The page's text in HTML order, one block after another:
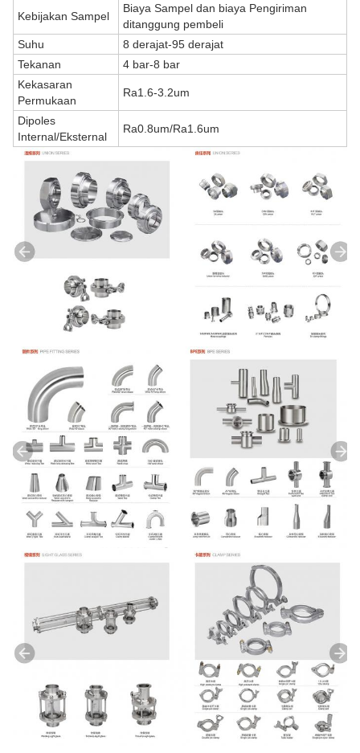
Kebijakan Sampel
Biaya Sampel dan biaya Pengiriman
ditanggung pembeli
Suhu
8 derajat-95 derajat
Tekanan
4 bar-8 bar
Kekasaran
Permukaan
Ra1.6-3.2um
Dipoles
Internal/Eksternal
Ra0.8um/Ra1.6um